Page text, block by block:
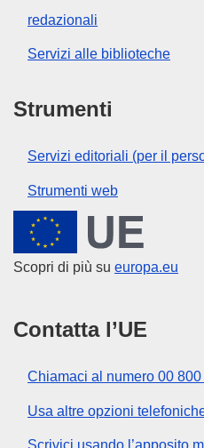
redazionali
Servizi alle biblioteche
Strumenti
Servizi editoriali (per il
Strumenti web
Unione europea
Scopri di più su europa.eu
Contatta l’UE
Chiamaci al numero 00 800
Usa altre opzioni
Scrivici usando l’apposito